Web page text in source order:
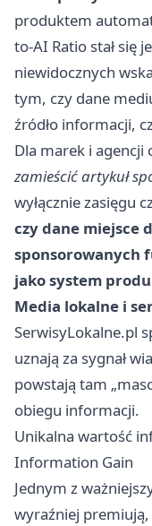
produktem
to-AI Ratio stał się
niewidocznych
tym, czy dane
źródło informacji,
Dla marek i agencji
zamieścić artykuł
wyłącznie zasięgu
czy dane miejsce
sponsorowanych
jako system
Media lokalne i
SerwisyLokalne.pl
uznają za sygnał
powstają tam
obiegu informacji.
Unikalna wartość
Information Gain
Jednym z
wyraźniej